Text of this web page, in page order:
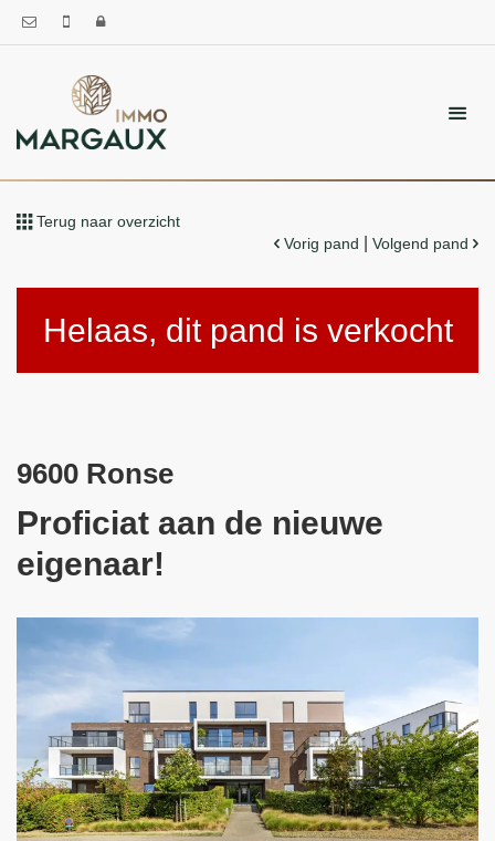
Terug naar overzicht
Vorig pand
Volgend pand
Helaas, dit pand is verkocht
9600 Ronse
Proficiat aan de nieuwe
eigenaar!